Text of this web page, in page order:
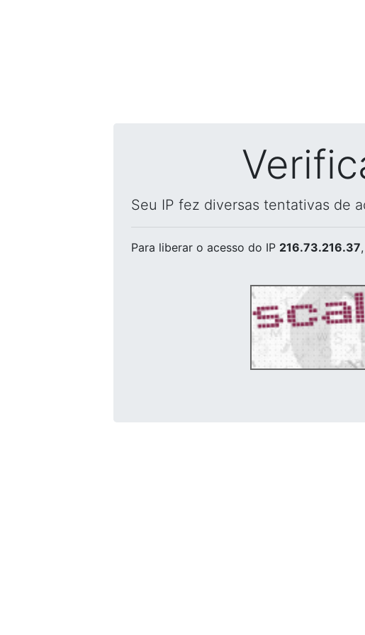
Seu IP fez diversas tentativas de
Para liberar o acesso do IP 216.73.216.37